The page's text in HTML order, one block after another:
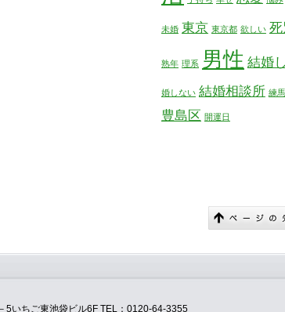
未婚 東京 東京都 欲しい 死
熟年 理系 男性 結婚
婚しない 結婚相談所 練
豊島区 開運日
5いちご東池袋ビル6F TEL：0120-64-3355